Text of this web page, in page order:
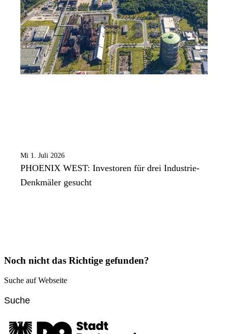
Mi 1. Juli 2026
PHOENIX WEST: Investoren für drei Industrie-
Denkmäler gesucht
Noch nicht das Richtige gefunden?
Suche auf Webseite